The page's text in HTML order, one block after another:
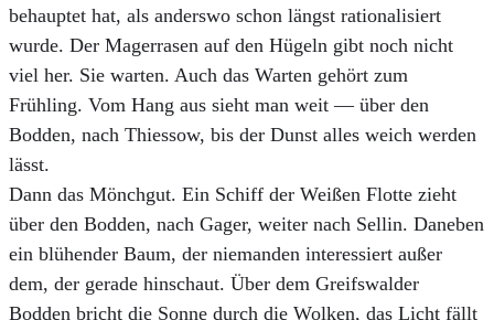
behauptet hat, als anderswo schon längst rationalisiert
wurde. Der Magerrasen auf den Hügeln gibt noch nicht
viel her. Sie warten. Auch das Warten gehört zum
Frühling. Vom Hang aus sieht man weit — über den
Bodden, nach Thiessow, bis der Dunst alles weich werden
lässt.
Dann das Mönchgut. Ein Schiff der Weißen Flotte zieht
über den Bodden, nach Gager, weiter nach Sellin. Daneben
ein blühender Baum, der niemanden interessiert außer
dem, der gerade hinschaut. Über dem Greifswalder
Bodden bricht die Sonne durch die Wolken, das Licht fällt